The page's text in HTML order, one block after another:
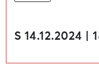
S 14.12.2024 |